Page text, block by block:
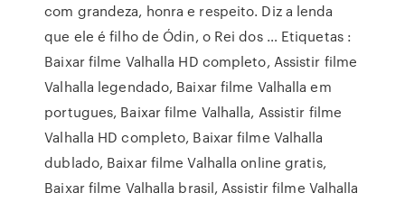
com grandeza, honra e respeito. Diz a lenda
que ele é filho de Ódin, o Rei dos … Etiquetas :
Baixar filme Valhalla HD completo, Assistir filme
Valhalla legendado, Baixar filme Valhalla em
portugues, Baixar filme Valhalla, Assistir filme
Valhalla HD completo, Baixar filme Valhalla
dublado, Baixar filme Valhalla online gratis,
Baixar filme Valhalla brasil, Assistir filme Valhalla